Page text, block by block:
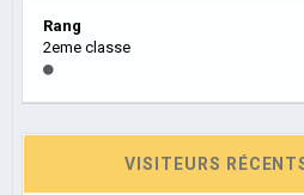
Rang
2eme classe
VISITEURS